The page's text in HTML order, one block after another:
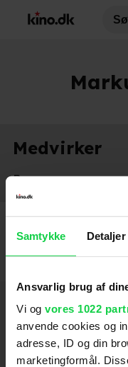
Samtykke Detaljer
Ansvarlig brug af
Vi og vores 1022
anvende cookies og
adresse, ID og din
marketingformål.
Medvirker
Borg 2017
Hold